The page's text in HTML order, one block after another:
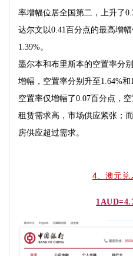
率增幅位居全国第二，上升了
达尔文以0.41百分点的最高增
1.39%。
墨尔本和布里斯本的空置率分
增幅，空置率分别升至 1.64%和
空置率仅增幅了0.07百分点，
租赁需求高，市场供应紧张；
房供应超过需求。
4、澳元兑